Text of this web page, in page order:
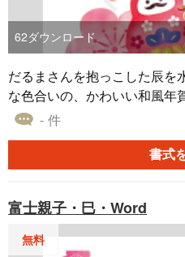
62ダウンロード
だるまさんを抱っこした辰を
な色合いの、かわいい和風年賀状です。 画
像度は300dpiです。
す。 どちらも無料ダウンロ
- 件
書式
富士親子・巳・Word
無料